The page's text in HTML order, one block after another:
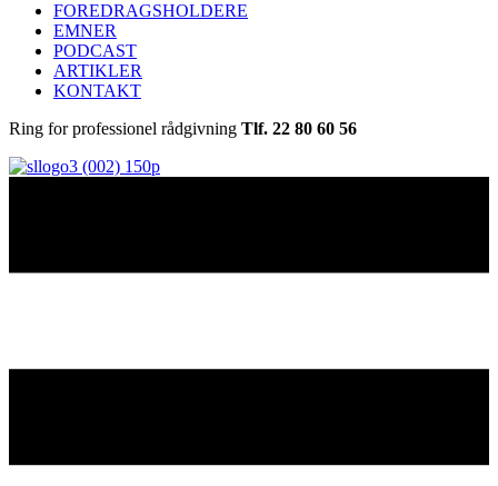
FOREDRAGSHOLDERE
EMNER
PODCAST
ARTIKLER
KONTAKT
Ring for professionel rådgivning Tlf. 22 80 60 56